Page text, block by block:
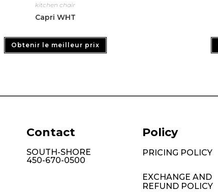
kitchen chair
Capri WHT
Obtenir le meilleur prix
Contact
SOUTH-SHORE
450-670-0500
Policy
PRICING POLICY
EXCHANGE AND
REFUND POLICY